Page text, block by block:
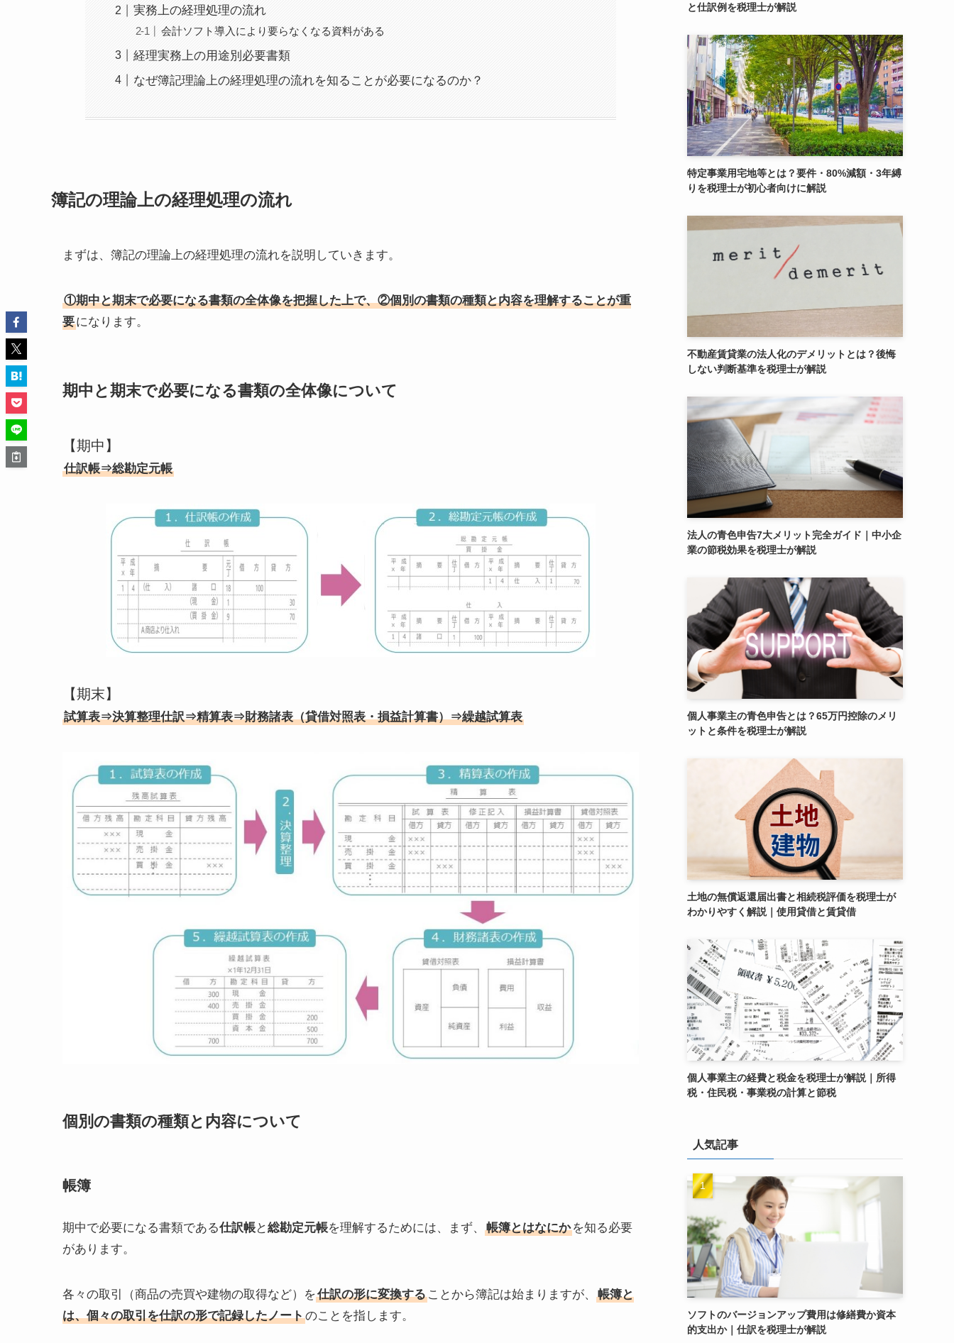
実務上の経理処理の流れ
会計ソフト導入により要らなくなる資料がある
経理実務上の用途別必要書類
なぜ簿記理論上の経理処理の流れを知ることが必要になるのか？
簿記の理論上の経理処理の流れ
まずは、簿記の理論上の経理処理の流れを説明していきます。
①期中と期末で必要になる書類の全体像を把握した上で、②個別の書類の種類と内容を理解することが重
要になります。
期中と期末で必要になる書類の全体像について
【期中】
仕訳帳⇒総勘定元帳
【期末】
試算表⇒決算整理仕訳⇒精算表⇒財務諸表（貸借対照表・損益計算書）⇒繰越試算表
個別の書類の種類と内容について
帳簿
期中で必要になる書類である仕訳帳と総勘定元帳を理解するためには、まず、 帳簿とはなにか を知る必要
があります。
各々の取引（商品の売買や建物の取得など）を仕訳の形に変換する ことから簿記は始まりますが、
帳簿と
は、個々の取引を仕訳の形で記録したノートのことを指します。
と仕訳例を税理士が解説
特定事業用宅地等とは？要件・80%減額・3年縛
りを税理士が初心者向けに解説
不動産賃貸業の法人化のデメリットとは？後悔
しない判断基準を税理士が解説
法人の青色申告7大メリット完全ガイド｜中小企
業の節税効果を税理士が解説
個人事業主の青色申告とは？65万円控除のメリ
ットと条件を税理士が解説
土地の無償返還届出書と相続税評価を税理士が
わかりやすく解説｜使用貸借と賃貸借
個人事業主の経費と税金を税理士が解説｜所得
税・住民税・事業税の計算と節税
人気記事
ソフトのバージョンアップ費用は修繕費か資本
的支出か｜仕訳を税理士が解説